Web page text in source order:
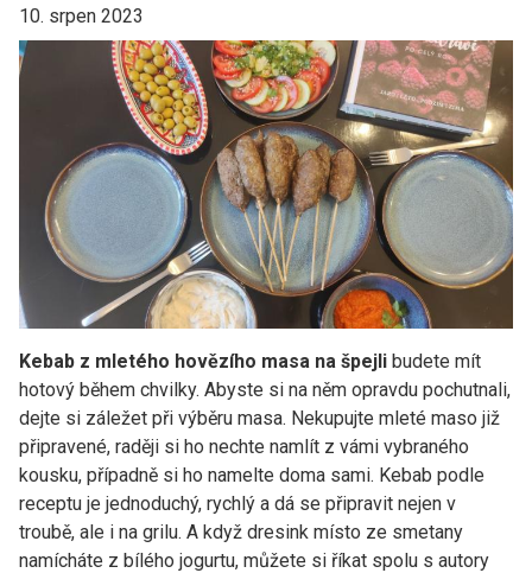
10. srpen 2023
Kebab z mletého hovězího masa na špejli budete mít
hotový během chvilky. Abyste si na něm opravdu pochutnali,
dejte si záležet při výběru masa. Nekupujte mleté maso již
připravené, raději si ho nechte namlít z vámi vybraného
kousku, případně si ho namelte doma sami. Kebab podle
receptu je jednoduchý, rychlý a dá se připravit nejen v
troubě, ale i na grilu. A když dresink místo ze smetany
namícháte z bílého jogurtu, můžete si říkat spolu s autory